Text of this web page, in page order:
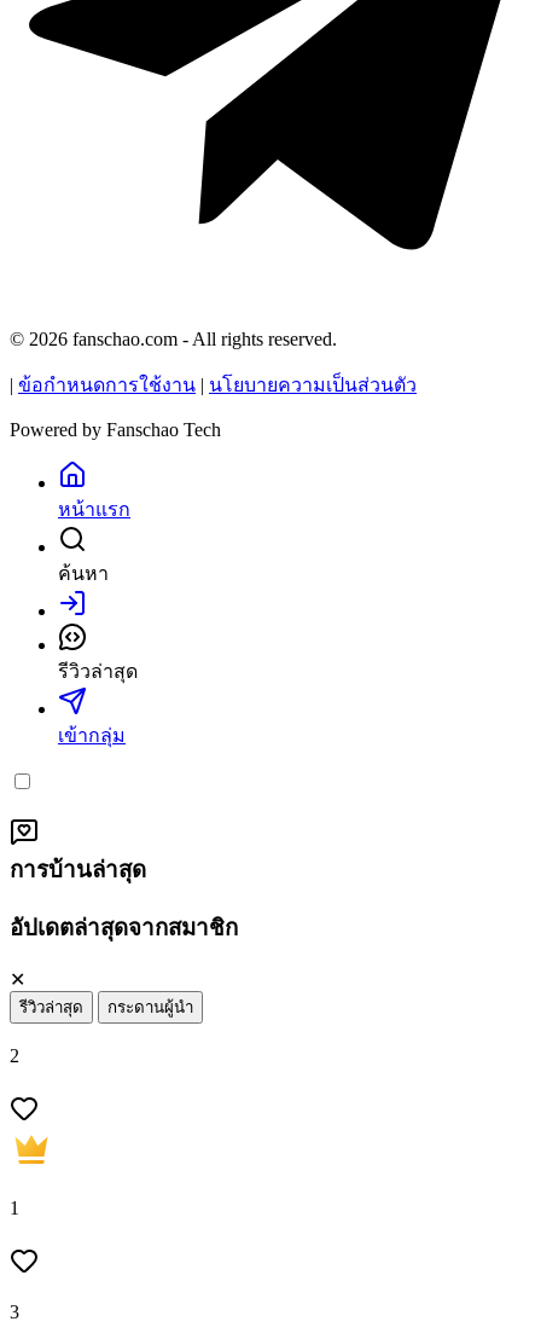
© 2026 fanschao.com - All rights reserved.
ข้อกำหนดการใช้งาน นโยบายความเป็นส่วนตัว
Powered by Fanschao Tech
หน้าแรก
ค้นหา
เข้าสู่ระบบ
รีวิวล่าสุด
เข้ากลุ่ม
การบ้านล่าสุด
อัปเดตล่าสุดจากสมาชิก
✕
รีวิวล่าสุด กระดานผู้นำ
2
1
3